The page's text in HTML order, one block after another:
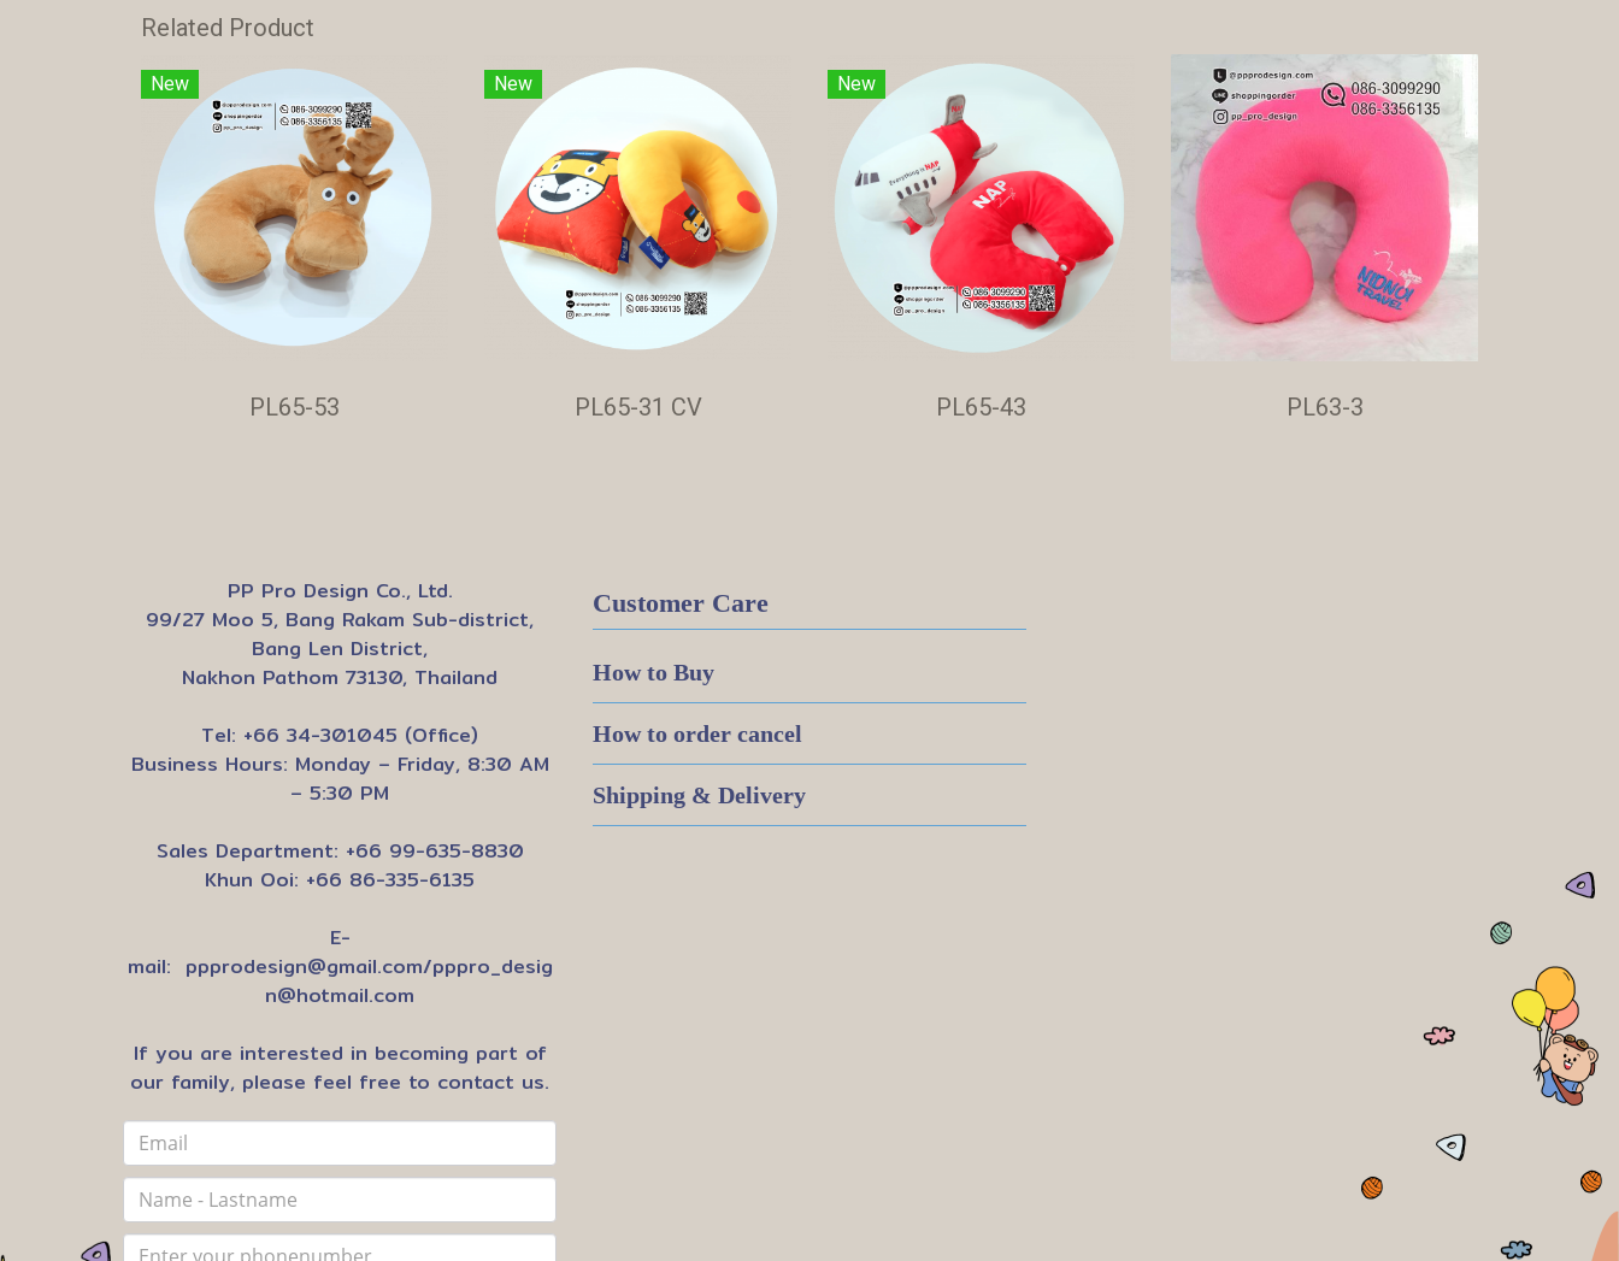
Related Product
New
PL65-53
New
PL65-31 CV
New
PL65-43 PL63-3
PP Pro Design Co., Ltd.
99/27 Moo 5, Bang Rakam Sub-district,
Bang Len District,
Nakhon Pathom 73130, Thailand
Tel: +66 34-301045 (Office)
Business Hours: Monday – Friday, 8:30 AM
– 5:30 PM
Sales Department: +66 99-635-8830
Khun Ooi: +66 86-335-6135
E-
mail: ppprodesign@gmail.com/pppro_desig
n@hotmail.com
If you are interested in becoming part of
our family, please feel free to contact us.
Customer Care
How to Buy
How to order cancel
Shipping & Delivery